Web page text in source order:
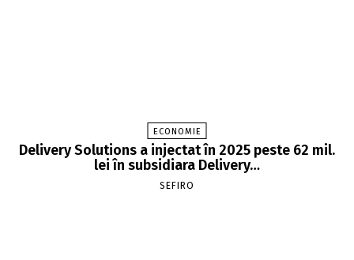
ECONOMIE
Delivery Solutions a injectat în 2025 peste 62 mil.
lei în subsidiara Delivery…
SEFIRO